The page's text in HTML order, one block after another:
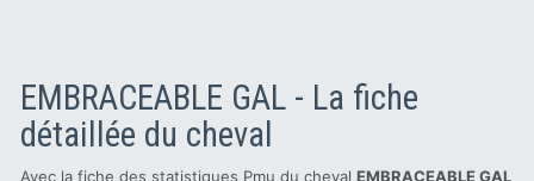
EMBRACEABLE GAL - La fiche
détaillée du cheval
Avec la fiche des statistiques Pmu du cheval EMBRACEABLE GAL